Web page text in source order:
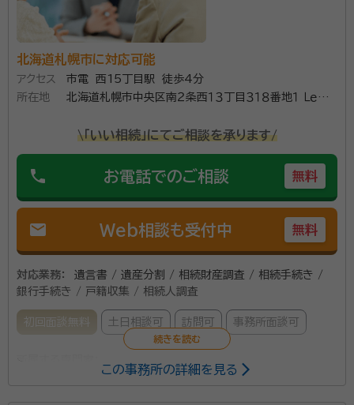
います。
みなさまの「相続手続きを円満に進めたい」、「夢を実現
させたい」、「将来の不安をとりのぞいておきたい」な
ど、暮らしの中のご希望やご要望をご相談ください。
行政書士・AFP
所属団体：北海道行政書士会
北海道札幌市に対応可能
アクセス
市電 西15丁目駅 徒歩4分
所在地
北海道札幌市中央区南２条西１３丁目３１８番地１ ＬｅＣｉｅ
\「いい相続」にてご相談を承ります/
phone お電話でのご相談 無料
mail Web相談も受付中 無料
対応業務：
遺言書 / 遺産分割 / 相続財産調査 / 相続手続き /
銀行手続き / 戸籍収集 / 相続人調査
初回面談無料 土日相談可 訪問可 事務所面談可
この事務所の詳細を見る